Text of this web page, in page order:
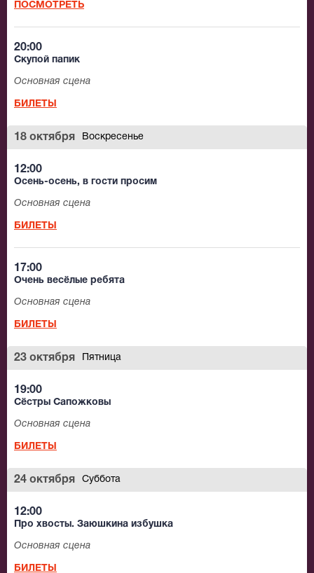
ПОСМОТРЕТЬ
20:00
Скупой папик
Основная сцена
БИЛЕТЫ
18 октября Воскресенье
12:00
Осень-осень, в гости просим
Основная сцена
БИЛЕТЫ
17:00
Очень весёлые ребята
Основная сцена
БИЛЕТЫ
23 октября Пятница
19:00
Сёстры Сапожковы
Основная сцена
БИЛЕТЫ
24 октября Суббота
12:00
Про хвосты. Заюшкина избушка
Основная сцена
БИЛЕТЫ